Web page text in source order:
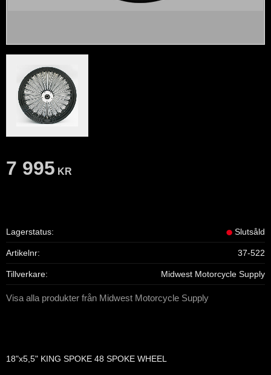
7 995 KR
Lagerstatus Slutsåld
Artikelnr 37-522
Tillverkare Midwest Motorcycle Supply
Visa alla produkter från Midwest Motorcycle Supply
18"x5,5" KING SPOKE 48 SPOKE WHEEL